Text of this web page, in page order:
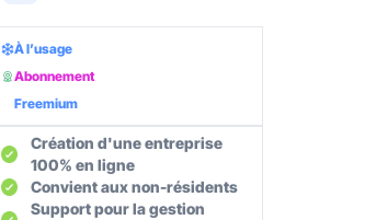
À l’usage
Abonnement
Freemium
Création d'une entreprise
100% en ligne
Convient aux non-résidents
Support pour la gestion